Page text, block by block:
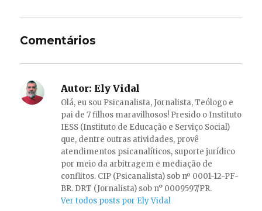
Comentários
Autor: Ely Vidal
Olá, eu sou Psicanalista, Jornalista, Teólogo e
pai de 7 filhos maravilhosos! Presido o Instituto
IESS (Instituto de Educação e Serviço Social)
que, dentre outras atividades, provê
atendimentos psicanalíticos, suporte jurídico
por meio da arbitragem e mediação de
conflitos. CIP (Psicanalista) sob nº 0001-12-PF-
BR. DRT (Jornalista) sob n° 0009597/PR.
Ver todos posts por Ely Vidal